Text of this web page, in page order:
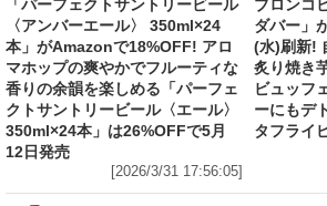
「パーフェクトサントリービール
〈アンバーエール〉 350ml×24
本」がAmazonで18%OFF! アロ
マホップの爽やかでフルーティな
香りの余韻を楽しめる「パーフェ
クトサントリービール〈エール〉
350ml×24本」は26%OFFで5月
12日発売
[2026/3/31 17:56:05]
ブロンコ
ダバー」
(水)刷新!
炙り焼き
ビュッフ
ーにもデ
タフライ